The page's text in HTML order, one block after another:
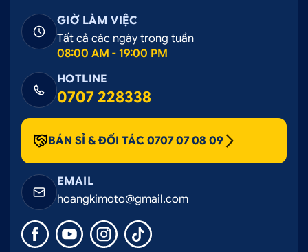
GIỜ LÀM VIỆC
Tất cả các ngày trong tuần
08:00 AM - 19:00 PM
HOTLINE
0707 228338
BÁN SỈ & ĐỐI TÁC 0707 07 08 09
EMAIL
hoangkimoto@gmail.com